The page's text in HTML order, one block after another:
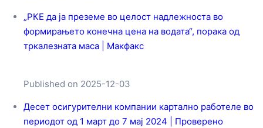
„РКЕ да ја преземе во целост надлежноста во
формирањето конечна цена на водата“, порака од
тркалезната маса | Макфакс
Published on 2025-12-03
Десет осигурителни компании картално работеле во
периодот од 1 март до 7 мај 2024 | Проверено